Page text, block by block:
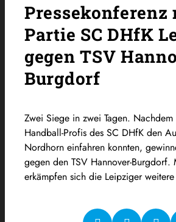
Pressekonferenz
Partie SC DHfK
gegen TSV
Burgdorf
Zwei Siege in zwei Tagen.
Handball-Profis des SC DHfK den
Nordhorn einfahren konnten,
gegen den TSV Hannover-
erkämpfen sich die Leipziger